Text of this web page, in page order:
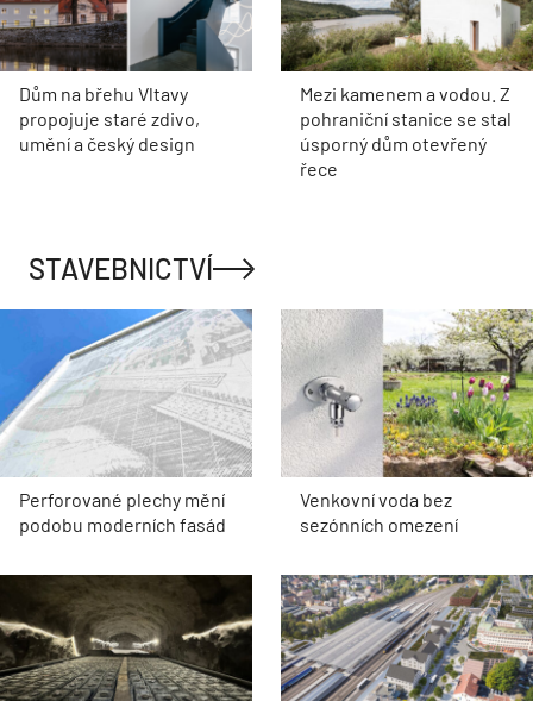
Dům na břehu Vltavy
propojuje staré zdivo,
umění a český design
Mezi kamenem a vodou. Z
pohraniční stanice se stal
úsporný dům otevřený
řece
STAVEBNICTVÍ
Perforované plechy mění
podobu moderních fasád
Venkovní voda bez
sezónních omezení